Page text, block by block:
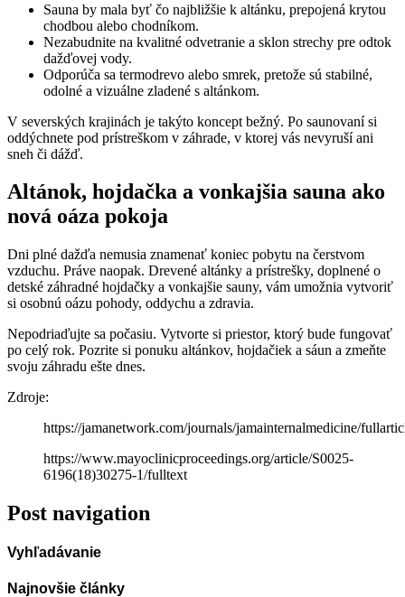
Sauna by mala byť čo najbližšie k altánku, prepojená krytou
chodbou alebo chodníkom.
Nezabudnite na kvalitné odvetranie a sklon strechy pre odtok
dažďovej vody.
Odporúča sa termodrevo alebo smrek, pretože sú stabilné,
odolné a vizuálne zladené s altánkom.
V severských krajinách je takýto koncept bežný. Po saunovaní si
oddýchnete pod prístreškom v záhrade, v ktorej vás nevyruší ani
sneh či dážď.
Altánok, hojdačka a vonkajšia sauna ako
nová oáza pokoja
Dni plné dažďa nemusia znamenať koniec pobytu na čerstvom
vzduchu. Práve naopak. Drevené altánky a prístrešky, doplnené o
detské záhradné hojdačky a vonkajšie sauny, vám umožnia vytvoriť
si osobnú oázu pohody, oddychu a zdravia.
Nepodriaďujte sa počasiu. Vytvorte si priestor, ktorý bude fungovať
po celý rok. Pozrite si ponuku altánkov, hojdačiek a sáun a zmeňte
svoju záhradu ešte dnes.
Zdroje:
https://jamanetwork.com/journals/jamainternalmedicine/
https://www.mayoclinicproceedings.org/article/S0025-
6196(18)30275-1/fulltext
Post navigation
Vyhľadávanie
Najnovšie články